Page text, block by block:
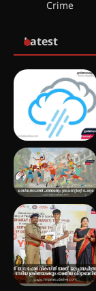
Crime
Latest